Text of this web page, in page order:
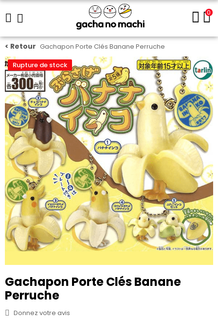
0
Gachapon Porte Clés Banane Perruche
Rupture de stock
Gachapon Porte Clés Banane
Perruche
Donnez votre avis